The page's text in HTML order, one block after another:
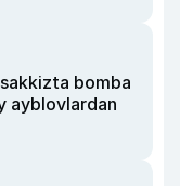
bomba
ayblovlardan